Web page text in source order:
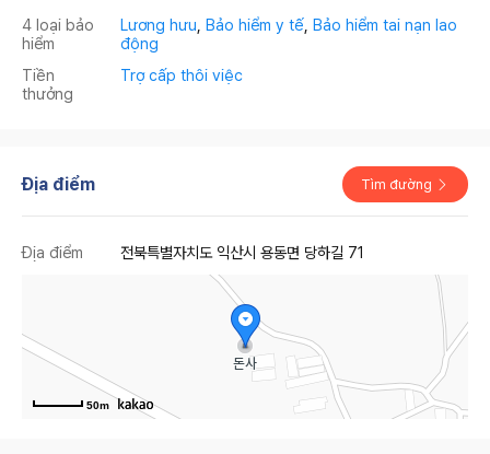
4 loại bảo
hiểm
Lương hưu Bảo hiểm y tế Bảo hiểm tai nạn lao
động
Tiền
thưởng
Trợ cấp thôi việc
Địa điểm Tìm đường
Địa điểm 전북특별자치도 익산시 용동면 당하길 71
50m